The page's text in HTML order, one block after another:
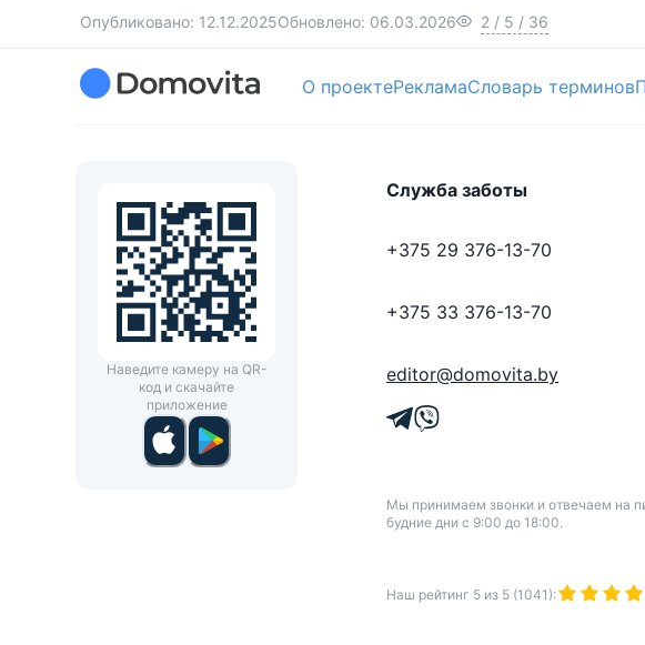
Опубликовано: 12.12.2025Обновлено: 06.03.2026 2 / 5 / 36
О проектеРекламаСловарь терминов
Наведите камеру на QR-
код и скачайте
приложение
Служба заботы
+375 29 376-13-70
+375 33 376-13-70
editor@domovita.by
Мы принимаем звонки и отвечаем на
будние дни с 9:00 до 18:00.
Наш рейтинг 5 из 5 (1041 ):